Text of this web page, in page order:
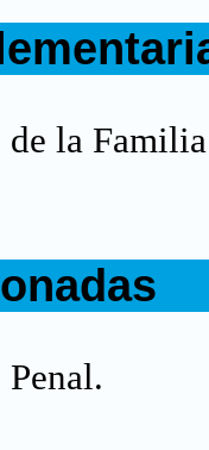
la Familia